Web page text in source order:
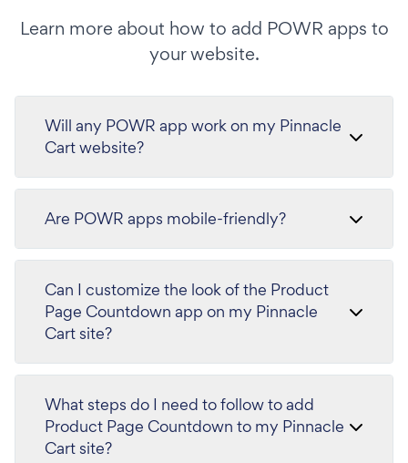
Learn more about how to add POWR apps to
your website.
Will any POWR app work on my Pinnacle
Cart website?
Are POWR apps mobile-friendly?
Can I customize the look of the Product
Page Countdown app on my Pinnacle
Cart site?
What steps do I need to follow to add
Product Page Countdown to my Pinnacle
Cart site?